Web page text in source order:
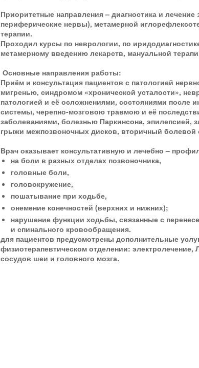
Приоритетные направления – диагностика и
периферические нервы), метамерной
терапии.
Проходил курсы по неврологии, по
метамерному введению лекарств, мануальной
Основные направления работы:
Приём и консультация пациентов с патологией
мигренью, синдромом «хронической усталости»,
патологией и её осложнениями, состояниями после
системы, черепно-мозговою травмою и её
заболеваниями, болезнью Паркинсона,
грыжи межпозвоночных дисков, вторичный болевой
Врач оказывает консультативную и лечебно –
на боли в разных отделах позвоночника,
головные боли,
головокружение,
пошатывание при ходьбе,
онемение конечностей (верхних и нижних);
нарушение функции ходьбы, связанные с
и спинального кровообращения.
для пациентов предусмотрены дополнительные
физиотерапевтическом отделении:
сосудов шеи и головного мозга.